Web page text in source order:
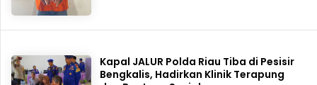
Kapal JALUR Polda Riau Tiba di Pesisir
Bengkalis, Hadirkan Klinik Terapung